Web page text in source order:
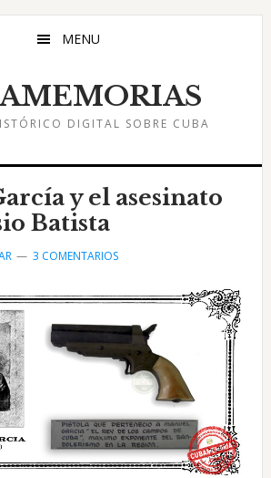
MENU
DIGITAL SOBRE CUBA
y el asesinato
Batista
3 COMENTARIOS